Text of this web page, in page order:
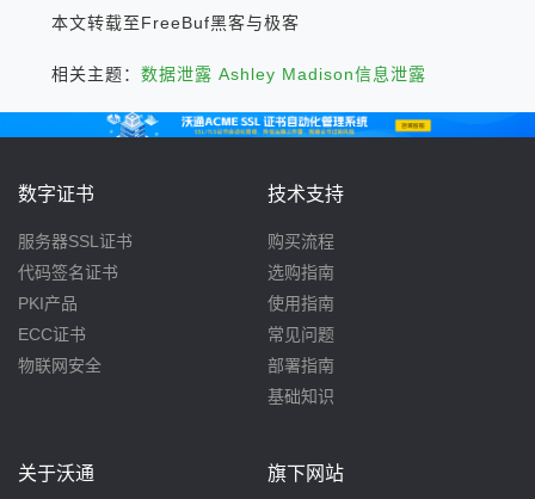
本文转载至FreeBuf黑客与极客
相关主题：数据泄露 Ashley Madison信息泄露
数字证书
服务器SSL证书
代码签名证书
PKI产品
ECC证书
物联网安全
技术支持
购买流程
选购指南
使用指南
常见问题
部署指南
基础知识
关于沃通 旗下网站